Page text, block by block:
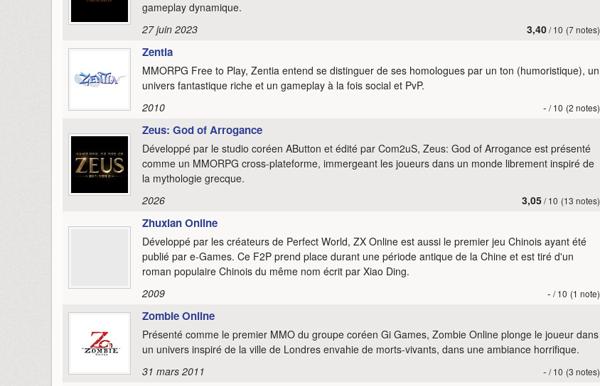
gameplay dynamique.
27 juin 2023
3,40/ 10 (7 notes)
Zentia
MMORPG Free to Play, Zentia entend se distinguer de ses homologues par un ton (humoristique), un
univers fantastique riche et un gameplay à la fois social et PvP.
2010
- / 10 (2 notes)
Zeus: God of Arrogance
Développé par le studio coréen AButton et édité par Com2uS, Zeus: God of Arrogance est présenté
comme un MMORPG cross-plateforme, immergeant les joueurs dans un monde librement inspiré de
la mythologie grecque.
2026
3,05/ 10 (13 notes)
Zhuxian Online
Développé par les créateurs de Perfect World, ZX Online est aussi le premier jeu Chinois ayant été
publié par e-Games. Ce F2P prend place durant une période antique de la Chine et est tiré d'un
roman populaire Chinois du même nom écrit par Xiao Ding.
2009
- / 10 (1 note)
Zombie Online
Présenté comme le premier MMO du groupe coréen Gi Games, Zombie Online plonge le joueur dans
un univers inspiré de la ville de Londres envahie de morts-vivants, dans une ambiance horrifique.
31 mars 2011
- / 10 (3 notes)